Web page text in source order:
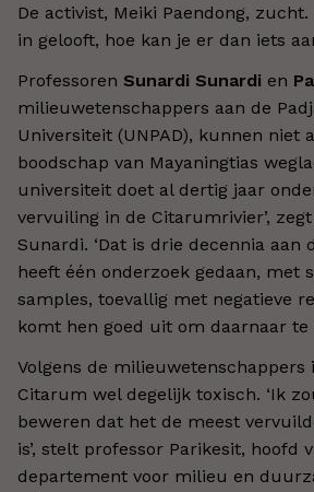
De activist, Meiki Paendong, zucht.
in gelooft, hoe kan je er dan iets
Professoren Sunardi Sunardi en
milieuwetenschappers aan de
Universiteit (UNPAD), kunnen niet
boodschap van Mayaningtias
universiteit doet al dertig jaar
vervuiling in de Citarumrivier’,
Sunardi. ‘Dat is drie decennia aan
heeft één onderzoek gedaan, met
samples, toevallig met negatieve
komt hen goed uit om daarnaar te
Volgens de milieuwetenschappers
Citarum wel degelijk toxisch. ‘Ik
beweren dat het de meest
is’, stelt professor Parikesit, hoofd
departement voor milieu en